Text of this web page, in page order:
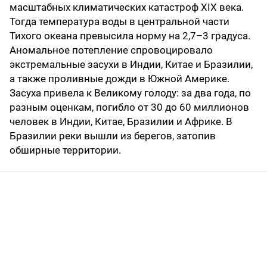
масштабных климатических катастроф XIX века.
Тогда температура воды в центральной части
Тихого океана превысила норму на 2,7–3 градуса.
Аномальное потепление спровоцировало
экстремальные засухи в Индии, Китае и Бразилии,
а также проливные дожди в Южной Америке.
Засуха привела к Великому голоду: за два года, по
разным оценкам, погибло от 30 до 60 миллионов
человек в Индии, Китае, Бразилии и Африке. В
Бразилии реки вышли из берегов, затопив
обширные территории.